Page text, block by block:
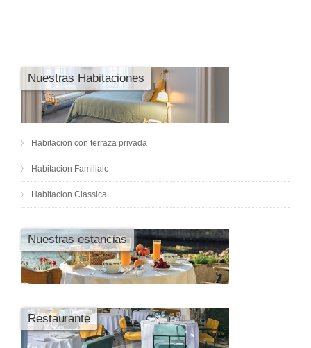
Nuestras Habitaciones
Habitacion con terraza privada
Habitacion Familiale
Habitacion Classica
Nuestras estancias
Restaurante